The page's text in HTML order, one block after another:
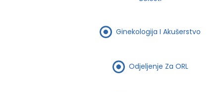
Ginekologija I Akušerstvo
Odjeljenje Za ORL